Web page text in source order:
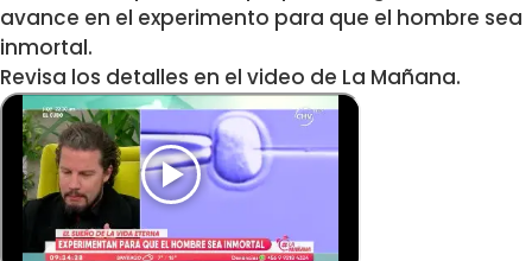
avance en el experimento para que el hombre sea
inmortal.
Revisa los detalles en el video de La Mañana.